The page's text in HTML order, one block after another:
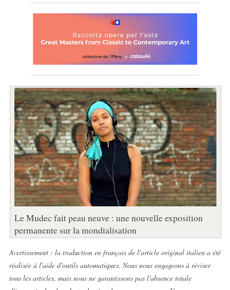
Le Mudec fait peau neuve : une nouvelle exposition
permanente sur la mondialisation
Avertissement : la traduction en français de l'article original italien a été
réalisée à l'aide d'outils automatiques. Nous nous engageons à réviser
tous les articles, mais nous ne garantissons pas l'absence totale